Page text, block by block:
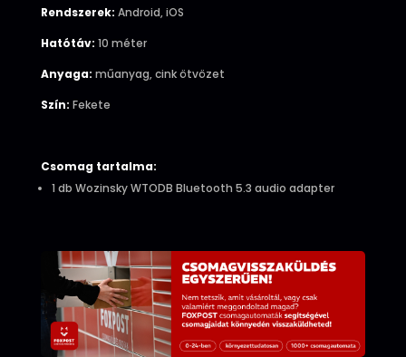
Rendszerek: Android, iOS
Hatótáv: 10 méter
Anyaga: műanyag, cink ötvözet
Szín: Fekete
Csomag tartalma:
1 db Wozinsky WTODB Bluetooth 5.3 audio adapter